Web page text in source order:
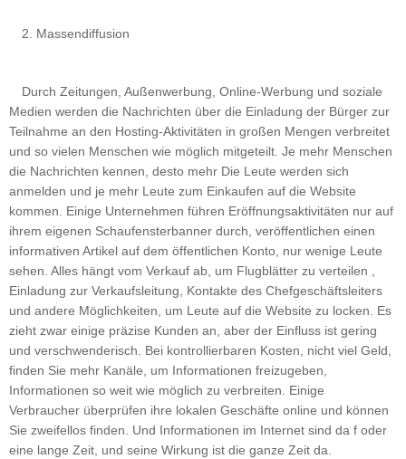
2. Massendiffusion
Durch Zeitungen, Außenwerbung, Online-Werbung und soziale
Medien werden die Nachrichten über die Einladung der Bürger zur
Teilnahme an den Hosting-Aktivitäten in großen Mengen verbreitet
und so vielen Menschen wie möglich mitgeteilt. Je mehr Menschen
die Nachrichten kennen, desto mehr Die Leute werden sich
anmelden und je mehr Leute zum Einkaufen auf die Website
kommen. Einige Unternehmen führen Eröffnungsaktivitäten nur auf
ihrem eigenen Schaufensterbanner durch, veröffentlichen einen
informativen Artikel auf dem öffentlichen Konto, nur wenige Leute
sehen. Alles hängt vom Verkauf ab, um Flugblätter zu verteilen ,
Einladung zur Verkaufsleitung, Kontakte des Chefgeschäftsleiters
und andere Möglichkeiten, um Leute auf die Website zu locken. Es
zieht zwar einige präzise Kunden an, aber der Einfluss ist gering
und verschwenderisch. Bei kontrollierbaren Kosten, nicht viel Geld,
finden Sie mehr Kanäle, um Informationen freizugeben,
Informationen so weit wie möglich zu verbreiten. Einige
Verbraucher überprüfen ihre lokalen Geschäfte online und können
Sie zweifellos finden. Und Informationen im Internet sind da f oder
eine lange Zeit, und seine Wirkung ist die ganze Zeit da.